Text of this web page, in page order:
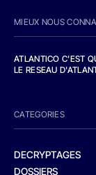
MIEUX NOUS
ATLANTICO C'EST
LE RESEAU
CATEGORIES
DECRYPTAGES
DOSSIERS